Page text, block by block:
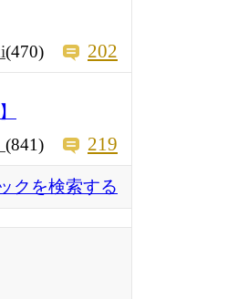
(470) 202
(841) 219
クを検索する